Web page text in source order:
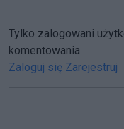
Tylko zalogowani
komentowania
Zaloguj się Zarejestruj